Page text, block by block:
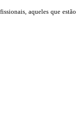
aqueles que estão